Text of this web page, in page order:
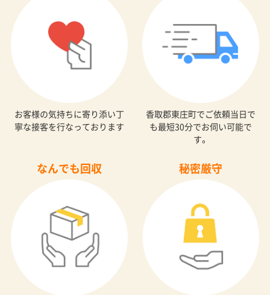
お客様の気持ちに寄り添い丁
寧な接客を行なっております
香取郡東庄町でご依頼当日で
も最短30分でお伺い可能で
す。
なんでも回収 秘密厳守